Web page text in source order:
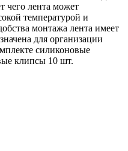
чего лента может
температурой и
монтажа лента имеет
для организации
силиконовые
клипсы 10 шт.